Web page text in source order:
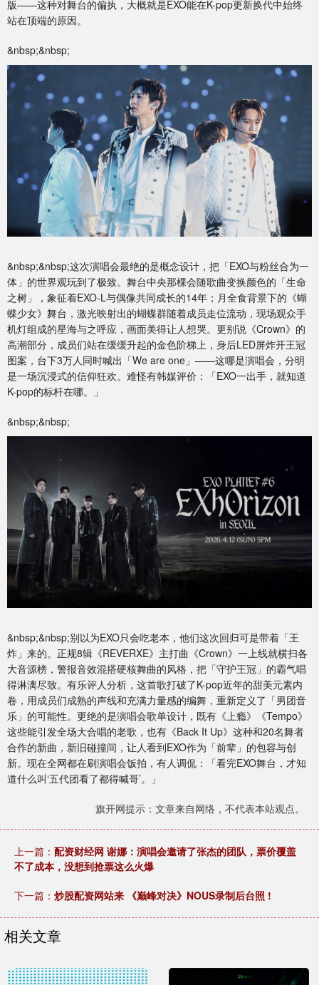
版——这种对舞台的偏执，大概就是EXO能在K-pop更新换代中始终
站在顶端的原因。
&nbsp;&nbsp;
&nbsp;&nbsp;这次演唱会最绝的是概念设计，把「EXO与粉丝合为一
体」的世界观玩到了极致。舞台中央那棵会随歌曲变换颜色的「生命
之树」，象征着EXO-L与偶像共同成长的14年；月全食背景下的《蝴
蝶少女》舞台，激光映射出的蝴蝶群随着成员走位流动，现场观众手
机灯组成的星海与之呼应，画面美得让人想哭。更别说《Crown》的
高潮部分，成员们站在缓缓升起的金色阶梯上，身后LED屏炸开王冠
图案，台下3万人同时喊出「We are one」——这哪是演唱会，分明
是一场沉浸式的信仰狂欢。难怪有韩媒评价：「EXO一出手，就知道
K-pop的标杆在哪。」
&nbsp;&nbsp;
&nbsp;&nbsp;别以为EXO只会吃老本，他们这次回归可是带着「王
炸」来的。正规8辑《REVERXE》主打曲《Crown》一上线就横扫各
大音源榜，警报音效混搭硬核舞曲的风格，把「守护王冠」的霸气唱
得淋漓尽致。有乐评人分析，这首歌打破了K-pop近年的甜美元素内
卷，用成员们成熟的声线和充满力量感的编舞，重新定义了「男团音
乐」的可能性。更绝的是演唱会歌单设计，既有《上瘾》《Tempo》
这些能引发全场大合唱的老歌，也有《Back It Up》这种和20名舞者
合作的新曲，新旧碰撞间，让人看到EXO作为「前辈」的包容与创
新。现在全网都在刷演唱会饭拍，有人调侃：「看完EXO舞台，才知
道什么叫‘五代团看了都得喊哥’。」
旗开网提示：文章来自网络，不代表本站观点。
上一篇： 配资财经网 谢娜：演唱会邀请了张杰的团队，票价覆盖
不了成本，没想到抢票这么火爆
下一篇： 炒股配资网站来 《巅峰对决》NOUS录制后台照 !
相关文章